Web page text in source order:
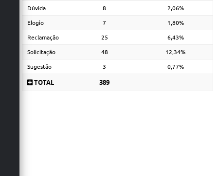
Dúvida 8 2,06%
Elogio 7 1,80%
Reclamação 25 6,43%
Solicitação 48 12,34%
Sugestão 3 0,77%
TOTAL 389